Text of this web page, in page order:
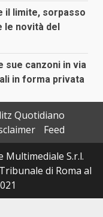
il limite, sorpasso
le novità del
sue canzoni in via
in forma privata
Quotidiano
Feed
Multimediale S.r.l.
di Roma al